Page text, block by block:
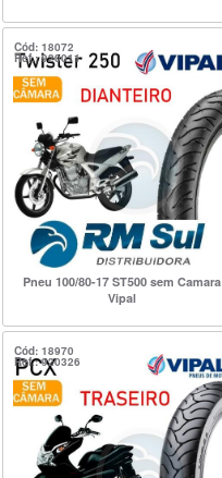
Cód: 18072
Ref.: 920011
Pneu 100/80-17 ST500 sem Camara
Vipal
Cód: 18970
Ref.: 920326